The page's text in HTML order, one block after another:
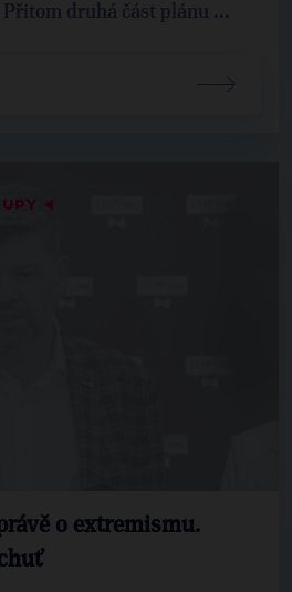
Přitom druhá část plánu ...
◀
o extremismu.